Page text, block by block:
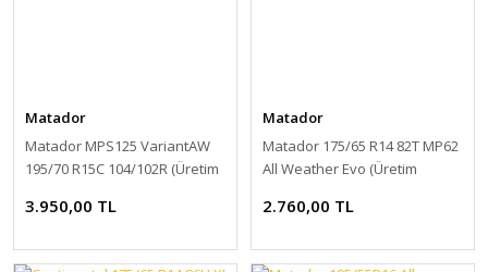
Matador
Matador MPS125 VariantAW
195/70 R15C 104/102R (Üretim
3.950,00 TL
Matador
Matador 175/65 R14 82T MP62
All Weather Evo (Üretim
2.760,00 TL